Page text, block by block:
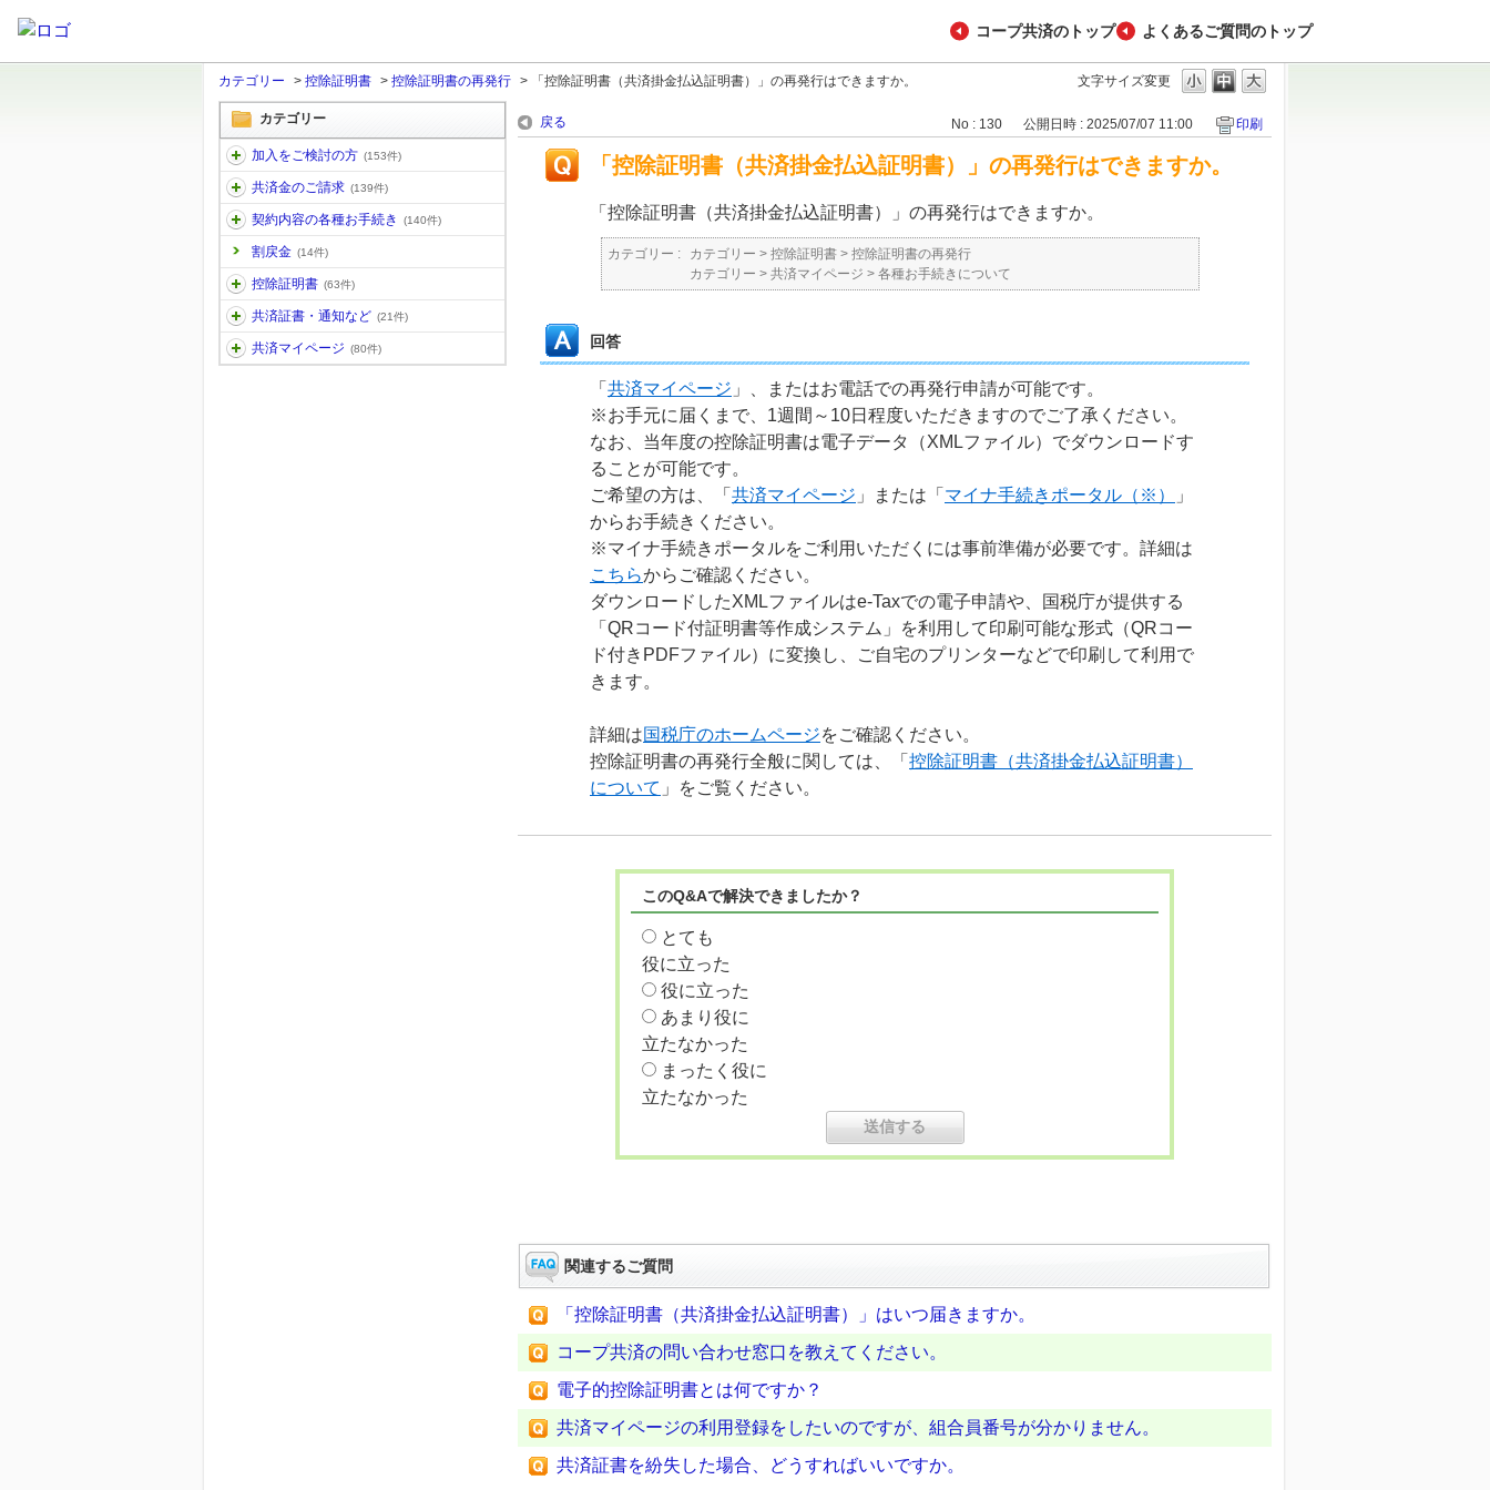
コープ共済のトップ よくあるご質問のトップ
文字サイズ変更
カテゴリー > 控除証明書 > 控除証明書の再発行 > 「控除証明書（共済掛金払込証明書）」の再発行はできますか。
カテゴリー
加入をご検討の方 (153件)
共済金のご請求 (139件)
契約内容の各種お手続き (140件)
割戻金 (14件)
控除証明書 (63件)
共済証書・通知など (21件)
共済マイページ (80件)
戻る No : 130 公開日時 : 2025/07/07 11:00 印刷
「控除証明書（共済掛金払込証明書）」の再発行はできますか。
「控除証明書（共済掛金払込証明書）」の再発行はできますか。
カテゴリー : カテゴリー > 控除証明書 > 控除証明書の再発行
カテゴリー > 共済マイページ > 各種お手続きについて
回答
「 共済マイページ 」、またはお電話での再発行申請が可能です。
※お手元に届くまで、1週間～10日程度いただきますのでご了承ください。
なお、当年度の控除証明書は電子データ（XMLファイル）でダウンロードす
ることが可能です。
ご希望の方は、「 共済マイページ 」または「 マイナ手続きポータル（※）
」
からお手続きください。
※マイナ手続きポータルをご利用いただくには事前準備が必要です。詳細は
こちらからご確認ください。
ダウンロードしたXMLファイルはe-Taxでの電子申請や、国税庁が提供する
「QRコード付証明書等作成システム」を利用して印刷可能な形式（QRコー
ド付きPDFファイル）に変換し、ご自宅のプリンターなどで印刷して利用で
きます。
詳細は国税庁のホームページをご確認ください。
控除証明書の再発行全般に関しては、「 控除証明書（共済掛金払込証明書）
について 」をご覧ください。
このQ&Aで解決できましたか？
とても
役に立った
役に立った
あまり役に
立たなかった
まったく役に
立たなかった
関連するご質問
「控除証明書（共済掛金払込証明書）」はいつ届きますか。
コープ共済の問い合わせ窓口を教えてください。
電子的控除証明書とは何ですか？
共済マイページの利用登録をしたいのですが、組合員番号が分かりません。
共済証書を紛失した場合、どうすればいいですか。